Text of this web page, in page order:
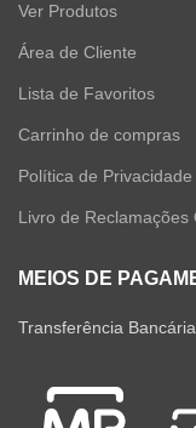
Ver Produtos
Área de Cliente
Lista de Favoritos
Carrinho de compras
Política de Privacidade
Livro de Reclamações
MEIOS DE
Transferência